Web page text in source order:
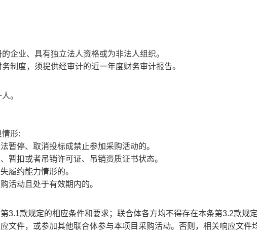
企业、具有独立法人资格或为非法人组织。
制度，须提供经审计的近一年度财务审计报告。
。
形:
停、取消投标成禁止参加采购活动的。
扣或者吊销许可证、吊销资质证书状态。
履约能力情形的。
活动且处于有效期内的。
3.1款规定的相应条件和要求；联合体各方均不得存在本条第3.2款规
文件，或参加其他联合体参与本项目采购活动。否则，相关响应文件